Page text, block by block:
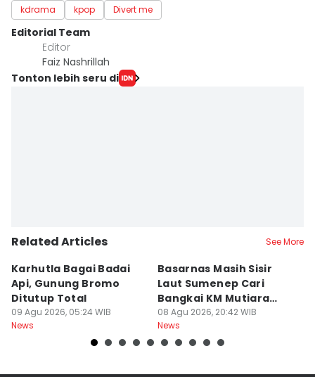
kdrama kpop Divert me
Editorial Team
Editor
Faiz Nashrillah
Tonton lebih seru di
Related Articles See More
Karhutla Bagai Badai
Api, Gunung Bromo
Ditutup Total
09 Agu 2026, 05:24 WIB
News
Basarnas Masih Sisir
Laut Sumenep Cari
Bangkai KM Mutiara
Sentosa II
08 Agu 2026, 20:42 WIB
News